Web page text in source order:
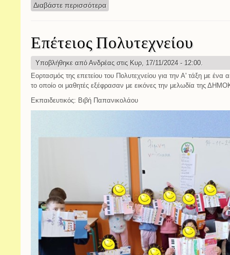
Διαβάστε περισσότερα
Επέτειος Πολυτεχνείου
Υποβλήθηκε από Ανδρέας στις Κυρ, 17/11/2024 - 12:00.
Εορτασμός της επετείου του Πολυτεχνείου για την Α' τάξη με ένα
το οποίο οι μαθητές εξέφρασαν με εικόνες την μελωδία της
Εκπαιδευτικός: Βιβή Παπανικολάου